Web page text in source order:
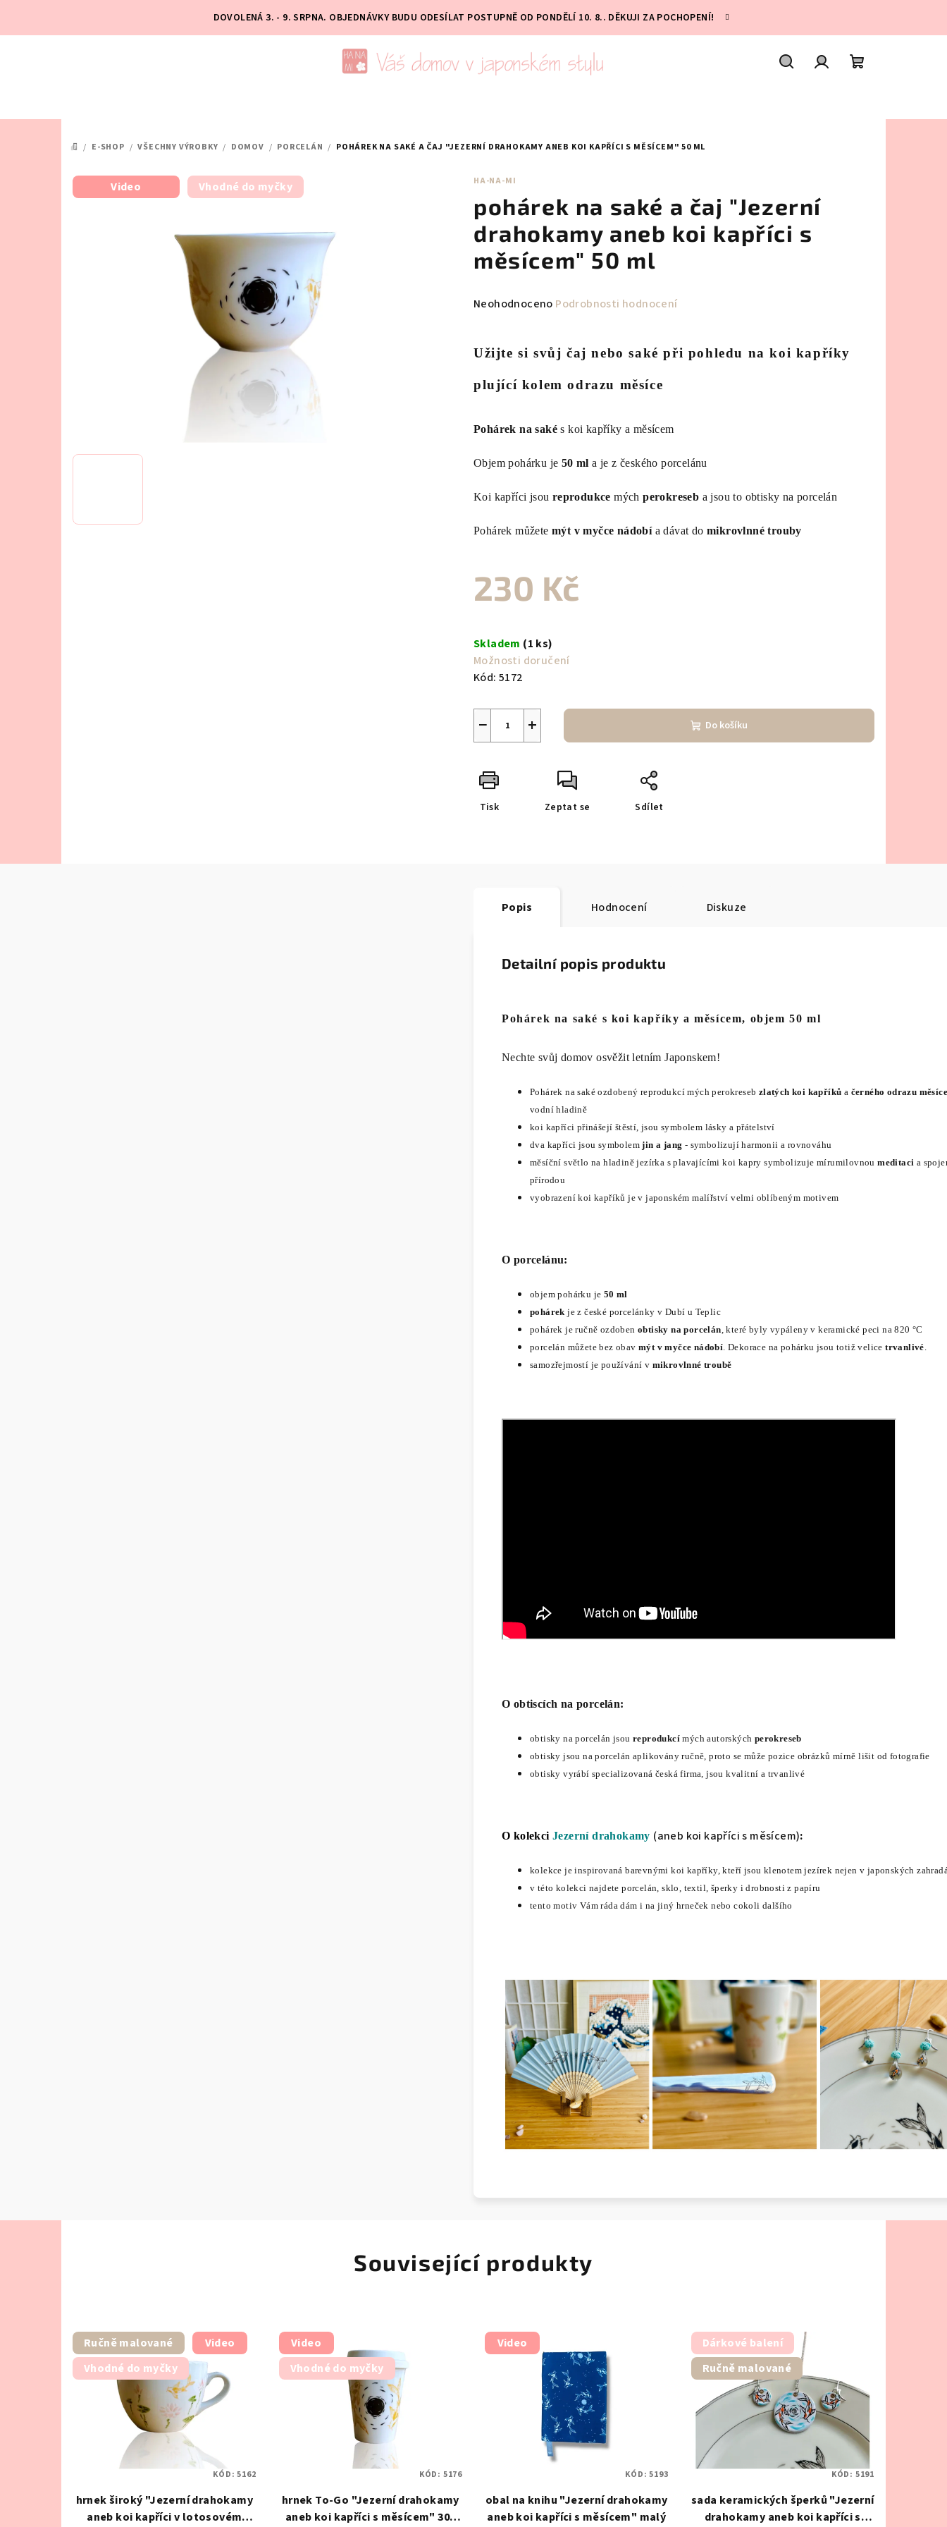
DOVOLENÁ 3. - 9. SRPNA. OBJEDNÁVKY BUDU ODESÍLAT POSTUPNĚ OD PONDĚLÍ 10. 8.. DĚKUJI ZA POCHOPENÍ!
košík
DOMŮ
/ E-SHOP / VŠECHNY VÝROBKY / DOMOV / PORCELÁN / POHÁREK NA SAKÉ A ČAJ "JEZERNÍ DRAHOKAMY ANEB KOI KAPŘÍCI S MĚSÍCEM" 50 ML
HA-NA-MI
pohárek na saké a čaj "Jezerní
drahokamy aneb koi kapříci s
měsícem" 50 ml
Průměrné
je
z
hvězdiček.
Neohodnoceno Podrobnosti hodnocení
Užijte si svůj čaj nebo saké při pohledu na koi kapříky
plující kolem odrazu měsíce
Pohárek na saké s koi kapříky a měsícem
Objem pohárku je 50 ml a je z českého porcelánu
Koi kapříci jsou reprodukce mýchperokreseb a jsou to obtisky na porcelán
Pohárek můžete mýt v myčce nádobía dávat domikrovlnné trouby
230 Kč
cena:
Skladem (1 ks)
Možnosti doručení
Kód: 5172
+
− Do košíku
Tisk Zeptat se Sdílet
Video Vhodné do myčky
Popis Hodnocení Diskuze
Detailní popis produktu
Pohárek na saké s koi kapříky a měsícem, objem 50 ml
Nechte svůj domov osvěžit letním Japonskem!
Pohárek na saké ozdobený reprodukcí mých perokreseb zlatých koi kapříků a černého odrazu
vodní hladině
koi kapříci přinášejí štěstí, jsou symbolem lásky a přátelství
dva kapříci jsou symbolemjin a jang - symbolizují harmonii a rovnováhu
měsíční světlo na hladině jezírka s plavajícími koi kapry symbolizuje mírumilovnoumeditaci a
přírodou
vyobrazení koi kapříků je v japonském malířství velmi oblíbeným motivem
O porcelánu:
objem pohárku je 50 ml
pohárek je z české porcelánky v Dubí u Teplic
pohárek je ručně ozdoben obtisky na porcelán, které byly vypáleny v keramické peci na 820 °C
porcelán můžete bez obav mýt v myčce nádobí. Dekorace na pohárku jsou totiž velicetrvanlivé.
samozřejmostí je používání v mikrovlnné troubě
O obtiscích na porcelán:
obtisky na porcelán jsou reprodukcí mých autorských perokreseb
obtisky jsou na porcelán aplikovány ručně, proto se může pozice obrázků mírně lišit od fotografie
obtisky vyrábí specializovaná česká firma, jsou kvalitní a trvanlivé
O kolekciJezerní drahokamy (aneb koi kapříci s měsícem):
kolekce je inspirovaná barevnými koi kapříky, kteří jsou klenotem jezírek nejen v japonských
v této kolekci najdete porcelán, sklo, textil, šperky i drobnosti z papíru
tento motiv Vám ráda dám i na jiný hrneček nebo cokoli dalšího
Související produkty
Ručně malované
Video
Vhodné do myčky
hrnek široký "Jezerní drahokamy
aneb koi kapříci v lotosovém
KÓD:5162
Video
Vhodné do myčky
hrnek To-Go "Jezerní drahokamy
aneb koi kapříci s měsícem" 300
KÓD: 5176
Video
obal na knihu "Jezerní drahokamy
aneb koi kapříci s měsícem" malý
KÓD:5193
Dárkové balení
Ručně malované
sada keramických šperků "Jezerní
drahokamy aneb koi kapříci s
KÓD: 5191